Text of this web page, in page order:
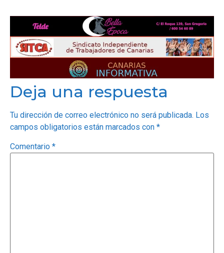
Deja una respuesta
Tu dirección de correo electrónico no será publicada. Los
campos obligatorios están marcados con *
Comentario *